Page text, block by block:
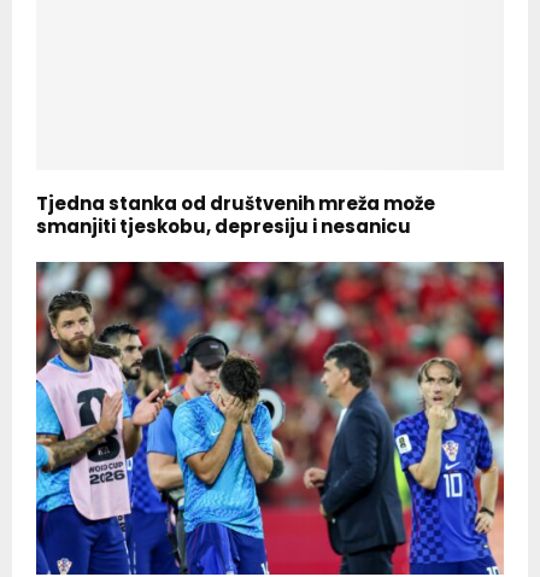
Tjedna stanka od društvenih mreža može
smanjiti tjeskobu, depresiju i nesanicu